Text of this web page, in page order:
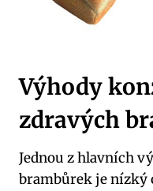
Výhody
zdravých
Jednou z hlavních
brambůrek je nízký